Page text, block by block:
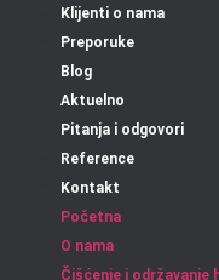
Klijenti o nama
Preporuke
Blog
Aktuelno
Pitanja i odgovori
Reference
Kontakt
Početna
O nama
Čišćenje i održavanje